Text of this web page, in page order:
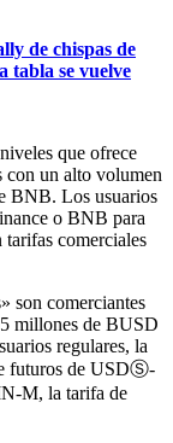
de chispas de
tabla se vuelve
que ofrece
con un alto volumen
BNB. Los usuarios
o BNB para
comerciales
son comerciantes
millones de BUSD
regulares, la
futuros de USDⓈ-
M, la tarifa de